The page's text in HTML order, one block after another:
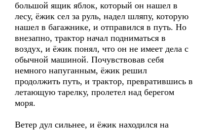
большой ящик яблок, который он нашел в
лесу, ёжик сел за руль, надел шляпу, которую
нашел в багажнике, и отправился в путь. Но
внезапно, трактор начал подниматься в
воздух, и ёжик понял, что он не имеет дела с
обычной машиной. Почувствовав себя
немного напуганным, ёжик решил
продолжить путь, и трактор, превратившись в
летающую тарелку, пролетел над берегом
моря.
Ветер дул сильнее, и ёжик находился на